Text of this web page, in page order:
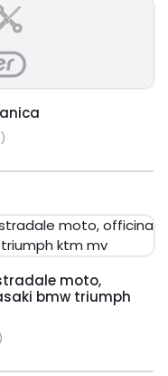
moto,
bmw triumph